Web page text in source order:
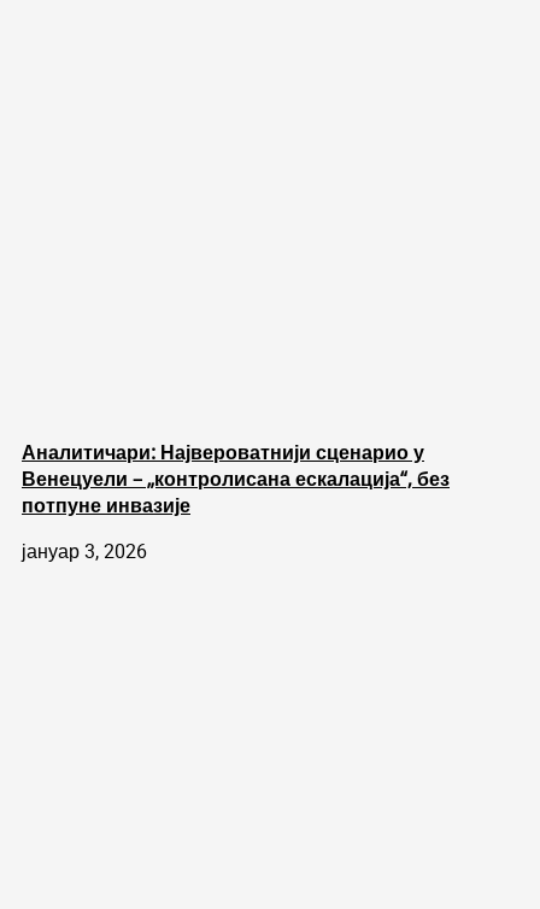
Аналитичари: Највероватнији сценарио у
Венецуели – „контролисана ескалација“, без
потпуне инвазије
јануар 3, 2026